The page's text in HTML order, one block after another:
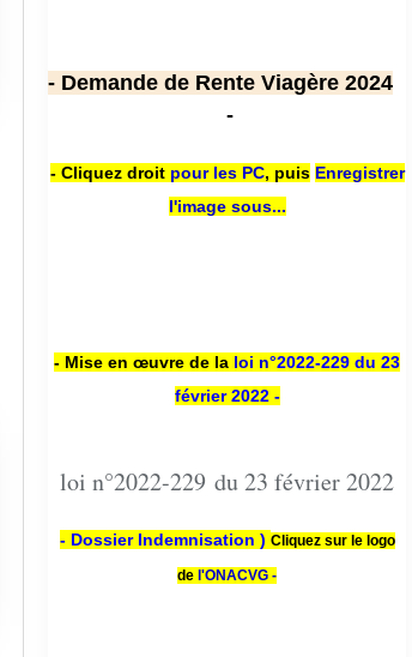
- Demande de Rente Viagère 2024
-
- Cliquez droit pour les PC, puis Enregistrer
l'image sous...
- Mise en œuvre de la loi n°2022-229 du 23
février 2022 -
loi n°2022-229 du 23 février 2022
- Dossier Indemnisation ) Cliquez sur le logo
de l'ONACVG -